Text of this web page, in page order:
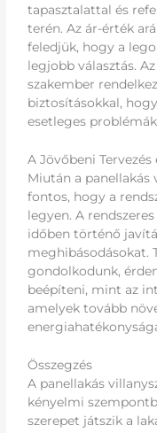
tapasztalattal és
terén. Az ár-érték
feledjük, hogy a
legjobb választás.
szakember
biztosításokkal,
esetleges
A Jövőbeni
Miután a panellakás
fontos, hogy a
legyen. A
időben történő
meghibásodásokat.
gondolkodunk,
beépíteni, mint az
amelyek tovább
Összegzés
A panellakás
kényelmi
szerepet játszik a